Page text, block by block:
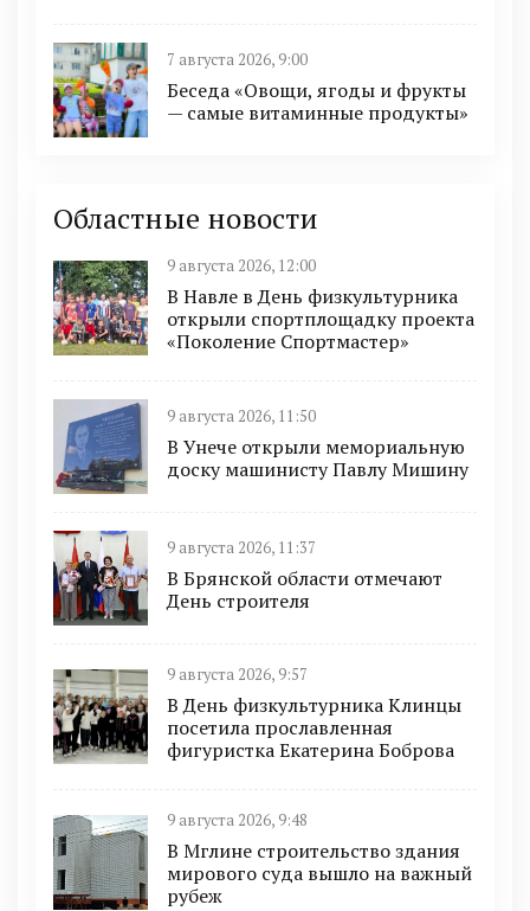
7 августа 2026, 9:00
Беседа «Овощи, ягоды и фрукты
— самые витаминные продукты»
Областные новости
9 августа 2026, 12:00
В Навле в День физкультурника
открыли спортплощадку проекта
«Поколение Спортмастер»
9 августа 2026, 11:50
В Унече открыли мемориальную
доску машинисту Павлу Мишину
9 августа 2026, 11:37
В Брянской области отмечают
День строителя
9 августа 2026, 9:57
В День физкультурника Клинцы
посетила прославленная
фигуристка Екатерина Боброва
9 августа 2026, 9:48
В Мглине строительство здания
мирового суда вышло на важный
рубеж